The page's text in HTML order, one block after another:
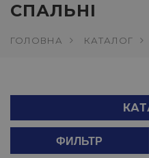
СПАЛЬНІ
ГОЛОВНА КАТАЛОГ
ФИЛЬТР